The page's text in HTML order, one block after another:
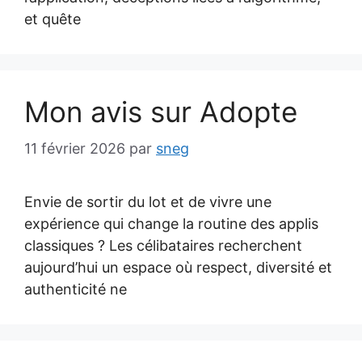
et quête
Mon avis sur Adopte
11 février 2026 par sneg
Envie de sortir du lot et de vivre une
expérience qui change la routine des applis
classiques ? Les célibataires recherchent
aujourd’hui un espace où respect, diversité et
authenticité ne